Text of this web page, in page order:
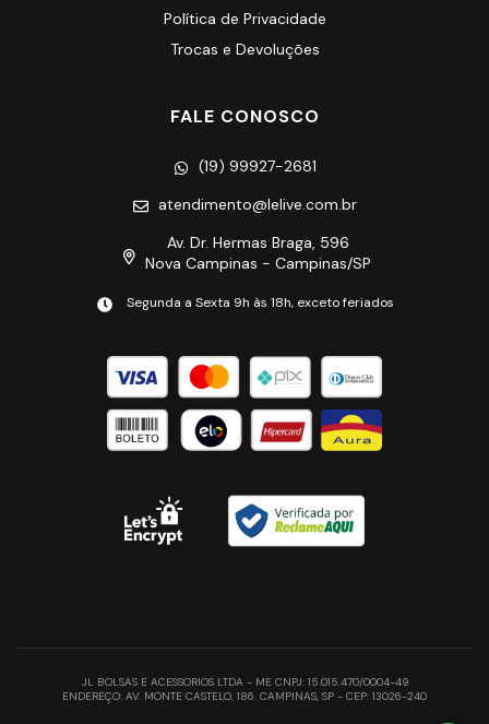
Política de Privacidade
Trocas e Devoluções
FALE CONOSCO
(19) 99927-2681
atendimento@lelive.com.br
Av. Dr. Hermas Braga, 596
Nova Campinas - Campinas/SP
Segunda a Sexta 9h às 18h, exceto feriados
JL BOLSAS E ACESSORIOS LTDA - ME CNPJ: 15.015.470/0004-49
ENDEREÇO: AV. MONTE CASTELO, 186. CAMPINAS, SP - CEP: 13026-240